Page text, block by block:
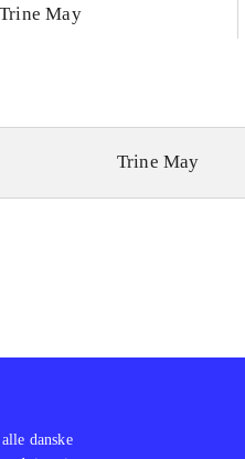
Arbejdsbog. Bind B
Trine May
Trine May
danske